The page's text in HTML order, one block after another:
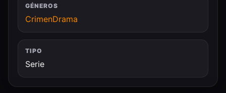
GÉNEROS
CrimenDrama
TIPO
Serie